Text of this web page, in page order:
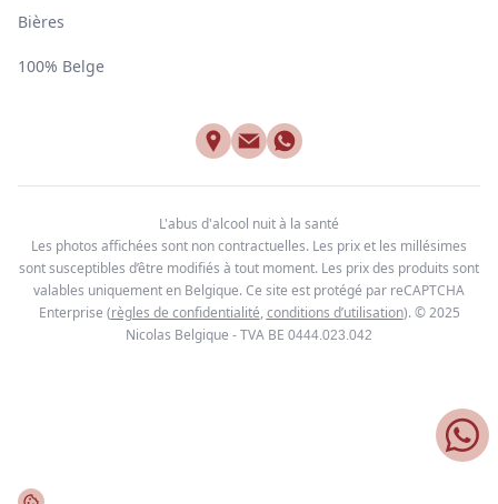
Bières
100% Belge
L'abus d'alcool nuit à la santé
Les photos affichées sont non contractuelles. Les prix et les millésimes
sont susceptibles d’être modifiés à tout moment. Les prix des produits sont
valables uniquement en Belgique. Ce site est protégé par reCAPTCHA
Enterprise (règles de confidentialité, conditions d’utilisation). © 2025
Nicolas Belgique - TVA BE 0444.023.042